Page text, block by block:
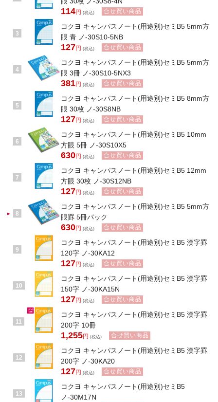
114円 (税込) 合せ買い商品
3
コクヨ キャンパスノート(用途別)セミB5 5mm方
眼 青 ノ-30S10-5NB
127円 (税込) 合せ買い商品
4
コクヨ キャンパスノート(用途別)セミB5 5mm方
眼 3冊 ノ-30S10-5NX3
381円 (税込) 合せ買い商品
5
コクヨ キャンパスノート(用途別)セミB5 8mm方
眼 30枚 ノ-30S8NB
127円 (税込) 合せ買い商品
6
コクヨ キャンパスノート(用途別)セミB5 10mm
方眼 5冊 ノ-30S10X5
630円 (税込) 合せ買い商品
7
コクヨ キャンパスノート(用途別)セミB5 12mm
方眼 30枚 ノ-30S12NB
127円 (税込) 合せ買い商品
8
コクヨ キャンパスノート(用途別)セミB5 5mm方
眼罫 5冊パック
630円 (税込) 合せ買い商品
9
コクヨ キャンパスノート(用途別)セミB5 漢字罫
120字 ノ-30KA12
127円 (税込) 合せ買い商品
10
コクヨ キャンパスノート(用途別)セミB5 漢字罫
150字 ノ-30KA15N
127円 (税込) 合せ買い商品
11
コクヨ キャンパスノート(用途別)セミB5 漢字罫
200字 10冊
1,255円 (税込) 合せ買い商品
12
コクヨ キャンパスノート(用途別)セミB5 漢字罫
200字 ノ-30KA20
127円 (税込) 合せ買い商品
13
コクヨ キャンパスノート(用途別)セミB5
ノ-30M17N